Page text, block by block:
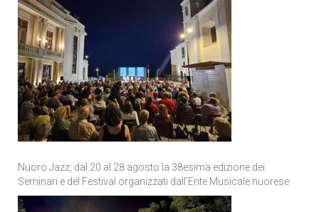
Nuoro Jazz, dal 20 al 28 agosto la 38esima edizione dei
Seminari e del Festival organizzati dall’Ente Musicale nuorese